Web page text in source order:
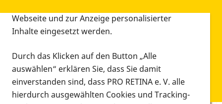
Webseite und zur Anzeige personalisierter
Inhalte eingesetzt werden.
Durch das Klicken auf den Button „Alle
auswählen“ erklären Sie, dass Sie damit
einverstanden sind, dass PRO RETINA e. V. alle
hierdurch ausgewählten Cookies und Tracking-